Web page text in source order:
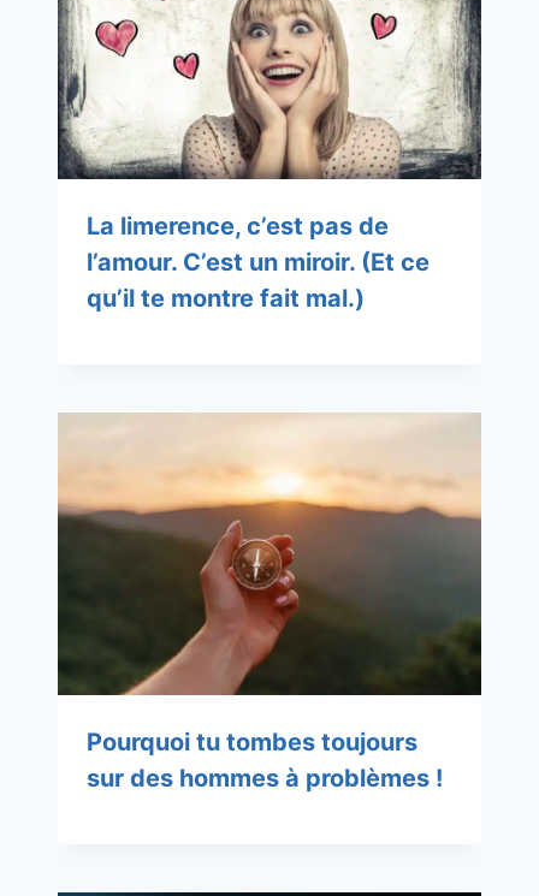
La limerence, c’est pas de
l’amour. C’est un miroir. (Et ce
qu’il te montre fait mal.)
Pourquoi tu tombes toujours
sur des hommes à problèmes !